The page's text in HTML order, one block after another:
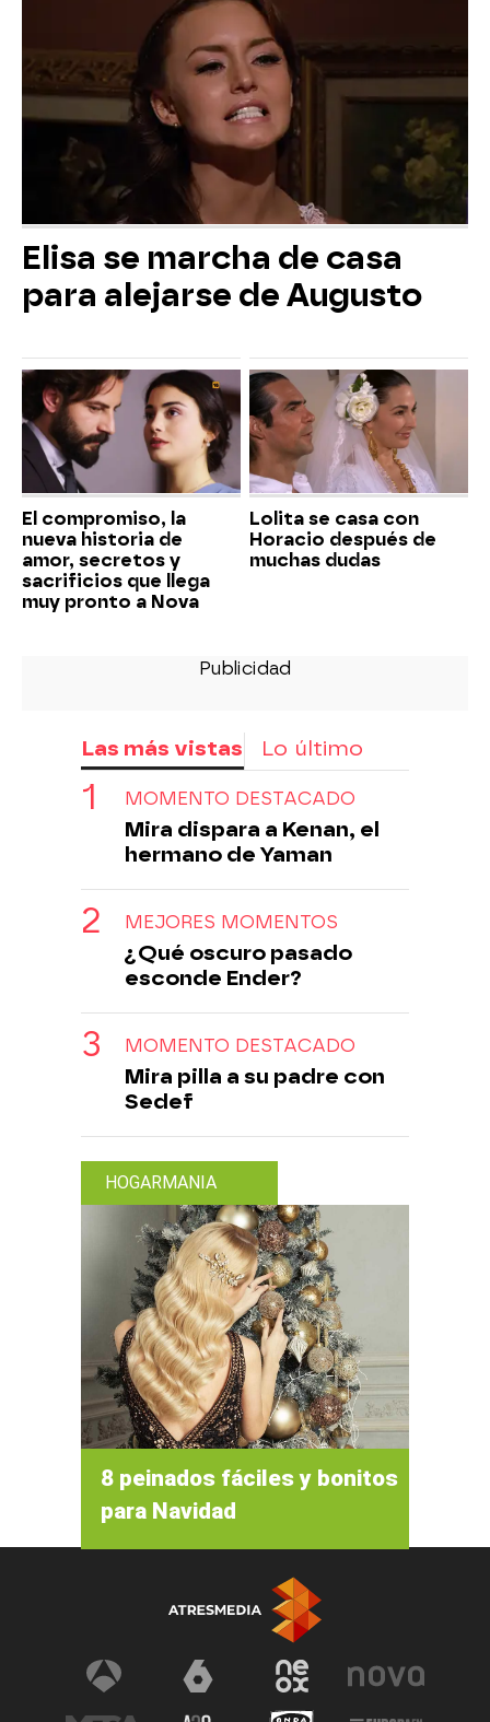
Elisa se marcha de casa
para alejarse de Augusto
El compromiso, la
nueva historia de
amor, secretos y
sacrificios que llega
muy pronto a Nova
Lolita se casa con
Horacio después de
muchas dudas
Las más vistas Lo último
MOMENTO DESTACADO
Mira dispara a Kenan, el
hermano de Yaman
MEJORES MOMENTOS
¿Qué oscuro pasado
esconde Ender?
MOMENTO DESTACADO
Mira pilla a su padre con
Sedef
HOGARMANIA
8 peinados fáciles y bonitos
para Navidad